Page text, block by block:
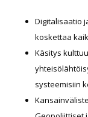
Digitalisaatio
koskettaa
Käsitys
systeemisiin